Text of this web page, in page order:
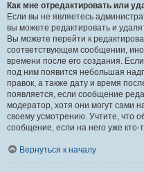
Как мне отредактировать или
Если вы не являетесь
вы можете редактировать и
Вы можете перейти к
соответствующем сообщении,
времени после его создания.
под ним появится небольшая
правок, а также дату и время
появляется, если сообщение
модератор, хотя они могут сами
своему усмотрению. Учтите, что
сообщение, если на него уже кто-
Вернуться к началу